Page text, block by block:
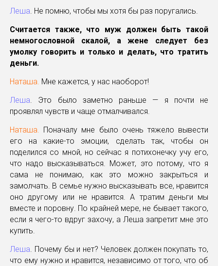
Леша . Не помню, чтобы мы хотя бы раз поругались.
Считается также, что муж должен быть такой
немногословной скалой, а жене следует без
умолку говорить и только и делать, что тратить
деньги.
Наташа. Мне кажется, у нас наоборот!
Леша . Это было заметно раньше — я почти не
проявлял чувств и чаще отмалчивался.
Наташа. Поначалу мне было очень тяжело вывести
его на какие-то эмоции, сделать так, чтобы он
поделился со мной, но сейчас я потихонечку учу его,
что надо высказываться. Может, это потому, что я
сама не понимаю, как это можно закрыться и
замолчать. В семье нужно высказывать все, нравится
оно другому или не нравится. А тратим деньги мы
вместе и поровну. По крайней мере, не бывает такого,
если я чего-то вдруг захочу, а Леша запретит мне это
купить.
Леша . Почему бы и нет? Человек должен покупать то,
что ему нужно и нравится, независимо от того, что об